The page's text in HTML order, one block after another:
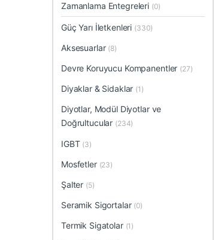
Zamanlama Entegreleri (0)
Güç Yarı İletkenleri (330)
Aksesuarlar (8)
Devre Koruyucu Kompanentler (27)
Diyaklar & Sidaklar (1)
Diyotlar, Modül Diyotlar ve
Doğrultucular (234)
IGBT (3)
Mosfetler (23)
Şalter (5)
Seramik Sigortalar (0)
Termik Sigatolar (1)